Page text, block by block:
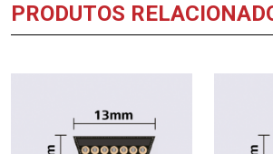
PRODUTOS